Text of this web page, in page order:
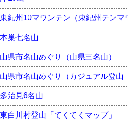
東紀州10マウンテン（東紀州テンマ
本巣七名山
山県市名山めぐり（山県三名山）
山県市名山めぐり（カジュアル登山
多治見6名山
東白川村登山「てくてくマップ」